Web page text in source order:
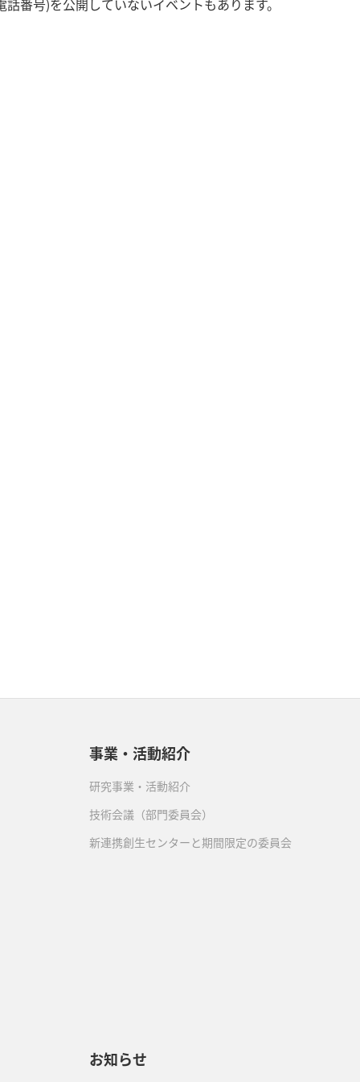
番号)を公開していないイベントもあります。
事業・活動紹介
研究事業・活動紹介
技術会議（部門委員会）
新連携創生センターと期間限定の委員会
お知らせ